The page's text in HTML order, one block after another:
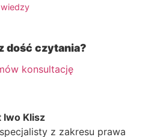
dość czytania?
konsultację
Iwo Klisz
z zakresu prawa